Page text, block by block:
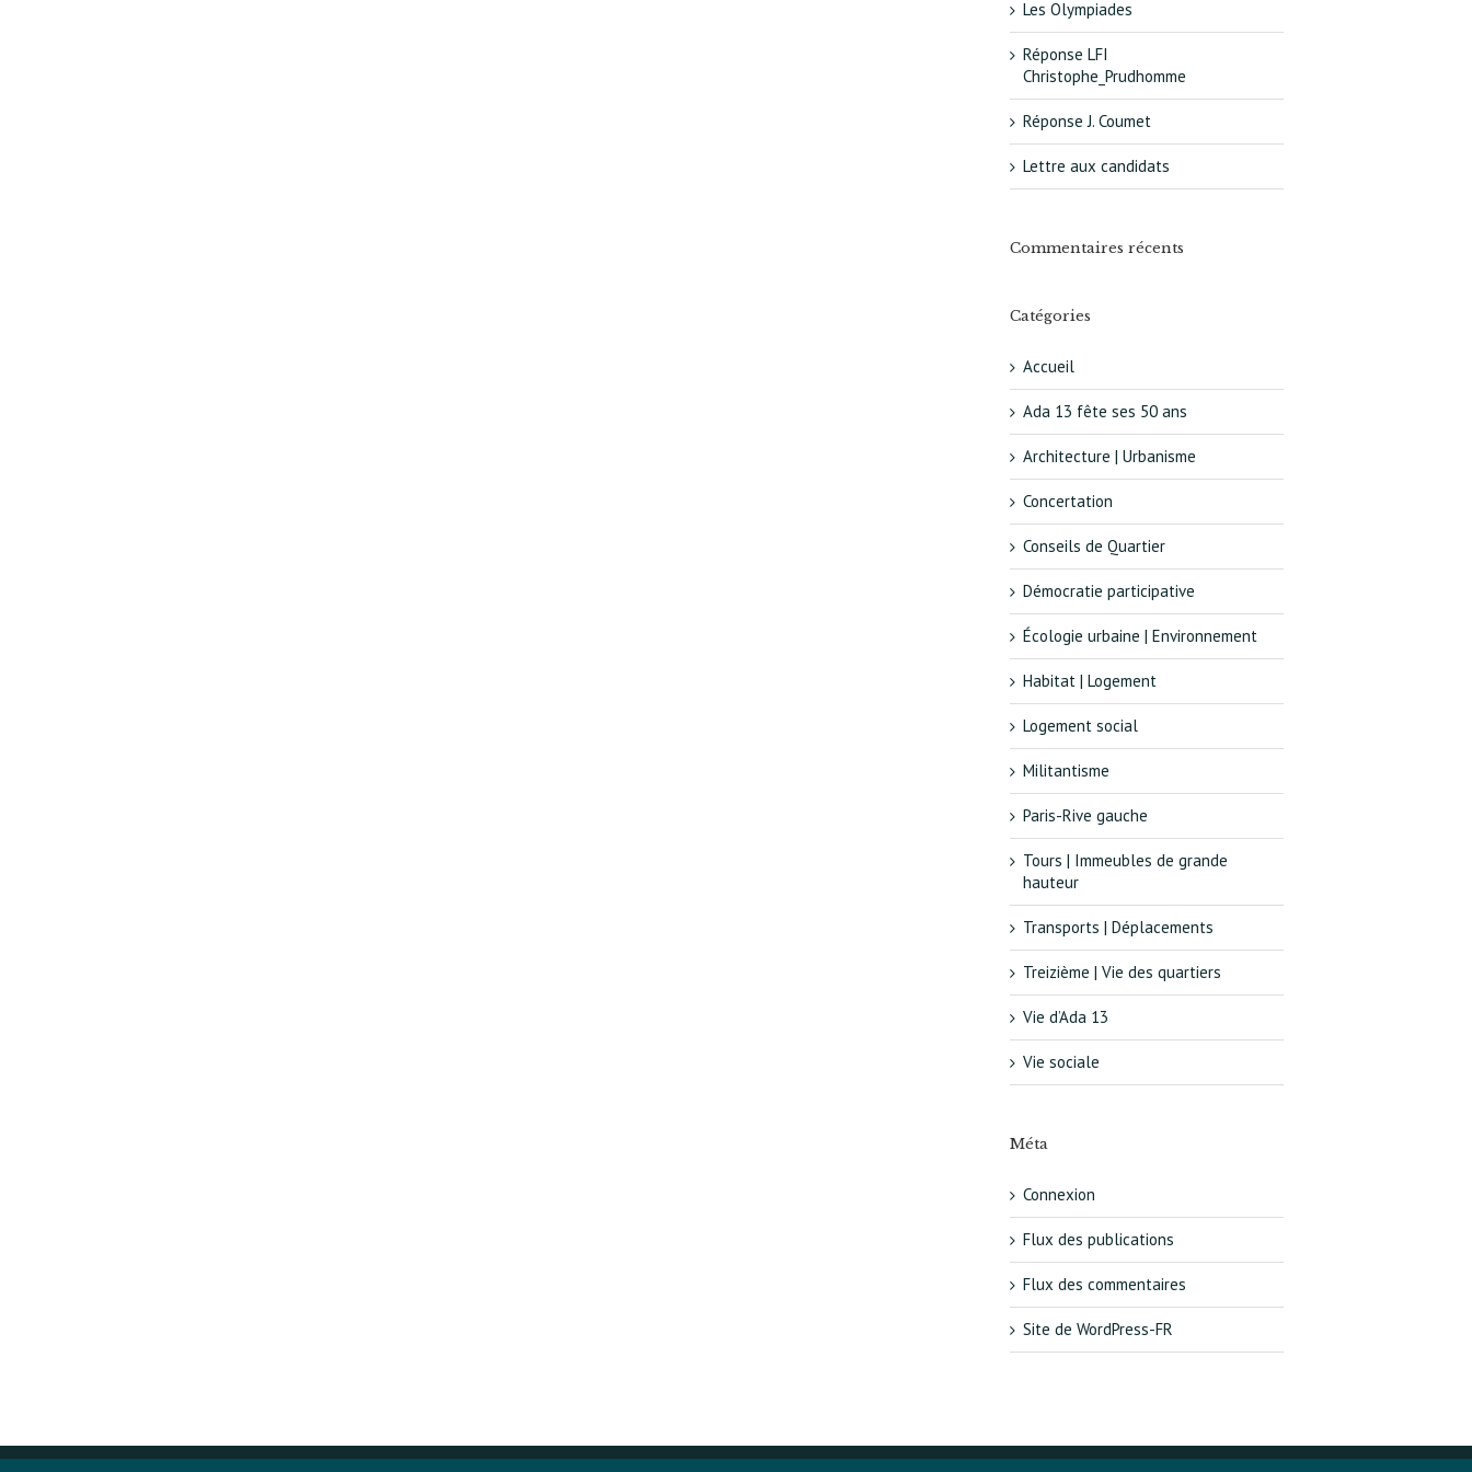
Les Olympiades
Réponse LFI
Christophe_Prudhomme
Réponse J. Coumet
Lettre aux candidats
Commentaires récents
Catégories
Accueil
Ada 13 fête ses 50 ans
Architecture | Urbanisme
Concertation
Conseils de Quartier
Démocratie participative
Écologie urbaine | Environnement
Habitat | Logement
Logement social
Militantisme
Paris-Rive gauche
Tours | Immeubles de grande
hauteur
Transports | Déplacements
Treizième | Vie des quartiers
Vie d’Ada 13
Vie sociale
Méta
Connexion
Flux des publications
Flux des commentaires
Site de WordPress-FR